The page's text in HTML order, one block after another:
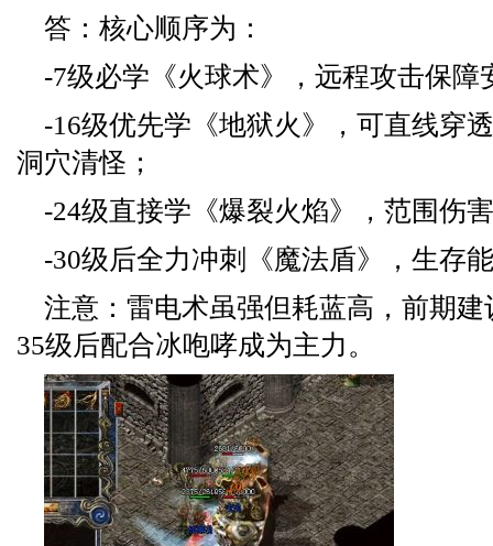
答：核心顺序为：
-7级必学《火球术》，远程攻击保障
-16级优先学《地狱火》，可直线穿
洞穴清怪；
-24级直接学《爆裂火焰》，范围伤
-30级后全力冲刺《魔法盾》，生存
注意：雷电术虽强但耗蓝高，前期
35级后配合冰咆哮成为主力。